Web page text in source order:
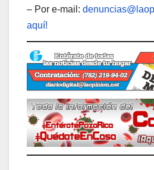
– Por e-mail:
aquí!